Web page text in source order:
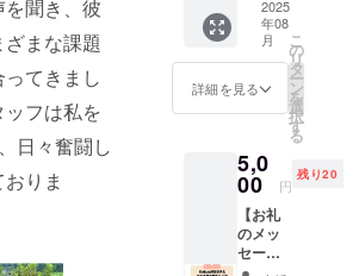
聞き、彼
まな課題
てきまし
フは私を
日々奮闘し
りま
て、お
礼の
メッ
セージ
とオリ
ジナル
ロゴ入
バック
をお送
りしま
す。 エ
コバッ
グのサ
2025
年08
月
詳細を見る
こ
の
リ
タ
ー
ン
を
選
択
す
る
5,0
00 円
残り20
【お礼
のメッ
セージ
＋お菓